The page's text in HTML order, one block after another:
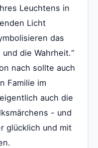
Leuchtens in
Licht
das
die Wahrheit.“
nach sollte auch
Familie im
auch die
- und
glücklich und mit